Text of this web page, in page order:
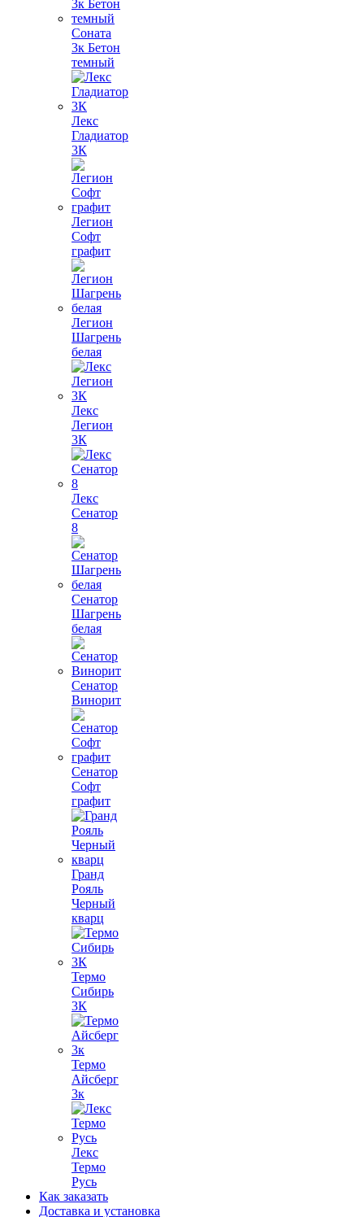
Соната
3к Бетон
темный
Лекс
Гладиатор
3К
Легион
Софт
графит
Легион
Шагрень
белая
Лекс
Легион
3К
Лекс
Сенатор
8
Сенатор
Шагрень
белая
Сенатор
Винорит
Сенатор
Софт
графит
Гранд
Рояль
Черный
кварц
Термо
Сибирь
3К
Термо
Айсберг
3к
Лекс
Термо
Русь
Как заказать
Доставка и установка